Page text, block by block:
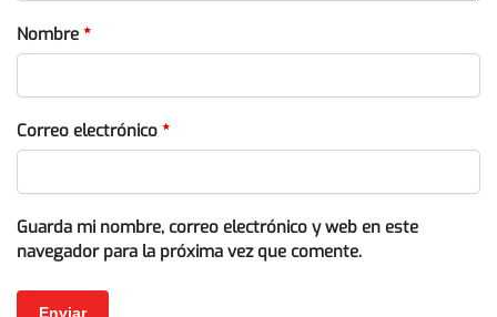
Nombre *
Correo electrónico *
Guarda mi nombre, correo electrónico y web en este
navegador para la próxima vez que comente.